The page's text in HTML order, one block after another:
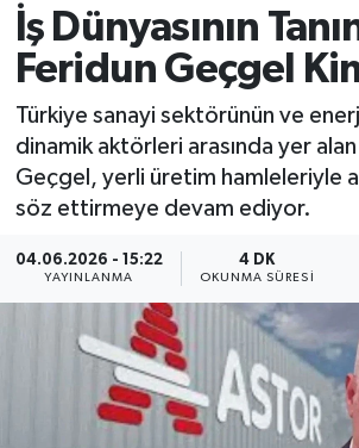
İş Dünyasının
Feridun Geçgel
Türkiye sanayi sektörünün ve
dinamik aktörleri arasında yer
Geçgel, yerli üretim hamleleriyle
söz ettirmeye devam ediyor.
04.06.2026 - 15:22
YAYINLANMA
4 DK
OKUNMA SÜRESI
Asayiş
Turizm
Yaşam
Magazin
Ekonomi
Dünya
Resmi Reklamlar
Antalya Namaz Vakitleri
Antalya Trafik Yoğunluk
Süper Lig Puan Durumu ve
Tüm Manşetler
Son Dakika Haberleri
Haber Arşivi